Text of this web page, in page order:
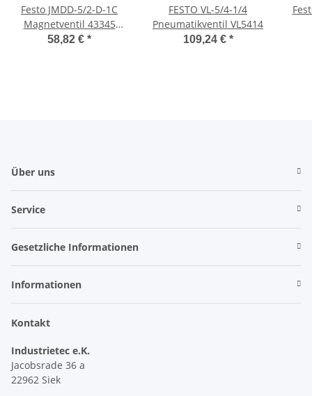
Festo JMDD-5/2-D-1C
Magnetventil 43345
Normventil ISO-Ventil
58,82 € *
FESTO VL-5/4-1/4
Pneumatikventil VL5414
109,24 € *
Festo DGE-40-
Über uns
Service
Gesetzliche Informationen
Informationen
Kontakt
Industrietec e.K.
Jacobsrade 36 a
22962 Siek